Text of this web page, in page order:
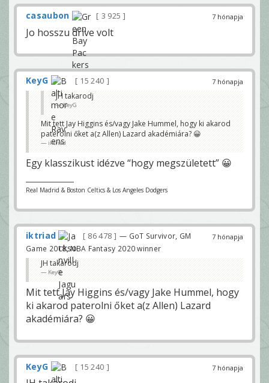
7 hónapja
casaubon 3 925
Jo hosszu drive volt
7 hónapja
KeyG
15 240
JH takarodj
KeyG
Mit tett Jay Higgins és/vagy Jake Hummel, hogy ki akarod
paterolni őket a(z Allen) Lazard akadémiára? 😀
iktriad
Egy klasszikust idézve “hogy megszületett” 😀
Real Madrid & Boston Celtics & Los Angeles Dodgers
7 hónapja
iktriad 86 478
— GoT Survivor, GM
Game 2018, NBA Fantasy 2020 winner
JH takarodj
KeyG
Mit tett Jay Higgins és/vagy Jake Hummel, hogy
ki akarod paterolni őket a(z Allen) Lazard
akadémiára? 😀
7 hónapja
KeyG 15 240